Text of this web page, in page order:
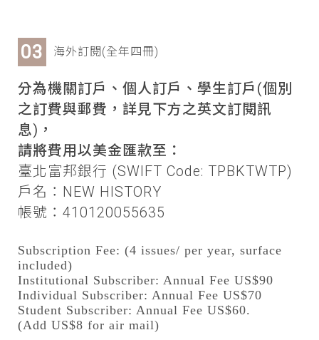
海外訂閱(全年四冊)
分為機關訂戶、個人訂戶、學生訂戶(個別
之訂費與郵費，詳見下方之英文訂閱訊
息)，
請將費用以美金匯款至：
臺北富邦銀行 (SWIFT Code: TPBKTWTP)
戶名：NEW HISTORY
帳號：410120055635
Subscription Fee: (4 issues/ per year, surface
included)
Institutional Subscriber: Annual Fee US$90
Individual Subscriber: Annual Fee US$70
Student Subscriber: Annual Fee US$60.
(Add US$8 for air mail)